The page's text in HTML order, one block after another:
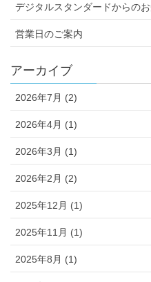
デジタルスタンダードからの
営業日のご案内
アーカイブ
2026年7月 (2)
2026年4月 (1)
2026年3月 (1)
2026年2月 (2)
2025年12月 (1)
2025年11月 (1)
2025年8月 (1)